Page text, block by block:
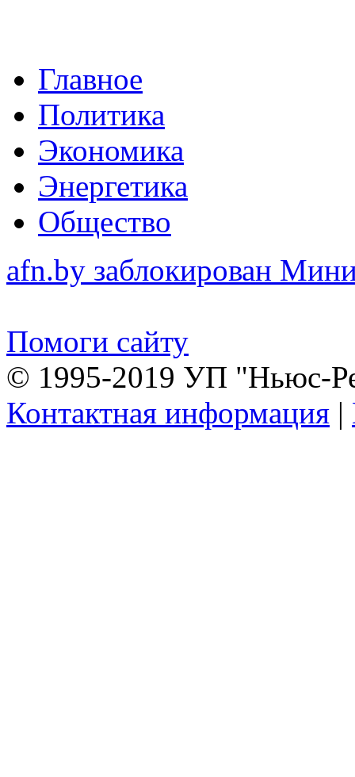
Главное
Политика
Экономика
Энергетика
Общество
afn.by заблокирован
Помоги сайту
© 1995-2019 УП "Ньюс-
Контактная информация |